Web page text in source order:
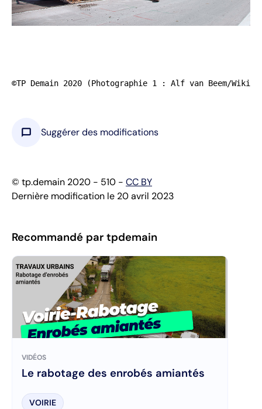
©TP Demain 2020 (Photographie 1 : Alf van Beem/
chat_bubble Suggérer des modifications
© tp.demain 2020 - 510 - CC BY
Dernière modification le 20 avril 2023
Recommandé par tpdemain
VIDÉOS
Le rabotage des enrobés amiantés
VOIRIE